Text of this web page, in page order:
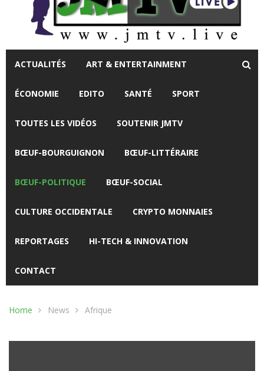
ACTUALITÉS ART & ENTERTAINMENT
ÉCONOMIE EDITO SANTÉ SPORT
TOUTES LES VIDÉOS SOUTENIR JMTV
BŒUF-BOURGUIGNON BŒUF-LITTÉRAIRE
BŒUF-POLITIQUE BŒUF-SOCIAL
CULTURE OCCIDENTALE CRYPTO MONNAIES
REPORTAGES HI-TECH & INNOVATION
CONTACT
Home News Afrique